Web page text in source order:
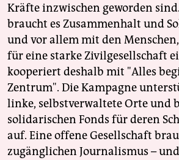
Kräfte inzwischen geworden
braucht es Zusammenhalt und
und vor allem mit den
für eine starke Zivilgesellschaft
kooperiert deshalb mit "Alles
Zentrum". Die Kampagne
linke, selbstverwaltete Orte und
solidarischen Fonds für deren
auf. Eine offene Gesellschaft
zugänglichen Journalismus – und